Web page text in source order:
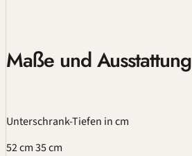
Maße und Ausstattung
Unterschrank-Tiefen in cm
52 cm35 cm